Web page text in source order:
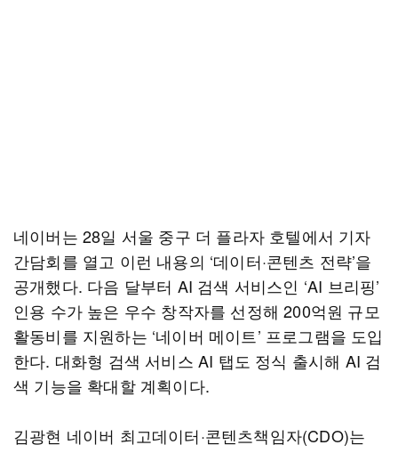
네이버는 28일 서울 중구 더 플라자 호텔에서 기자
간담회를 열고 이런 내용의 ‘데이터·콘텐츠 전략’을
공개했다. 다음 달부터 AI 검색 서비스인 ‘AI 브리핑’
인용 수가 높은 우수 창작자를 선정해 200억원 규모
활동비를 지원하는 ‘네이버 메이트’ 프로그램을 도입
한다. 대화형 검색 서비스 AI 탭도 정식 출시해 AI 검
색 기능을 확대할 계획이다.
김광현 네이버 최고데이터·콘텐츠책임자(CDO)는